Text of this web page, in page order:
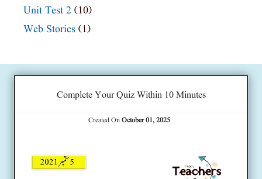
Unit Test 2 (10)
Web Stories (1)
Complete Your Quiz Within 10 Minutes
Created OnOctober 01, 2025